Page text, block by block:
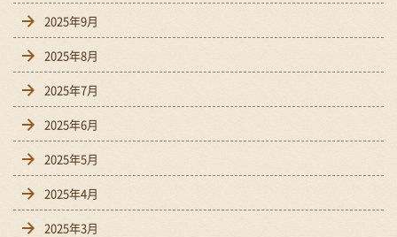
2025年9月
2025年8月
2025年7月
2025年6月
2025年5月
2025年4月
2025年3月